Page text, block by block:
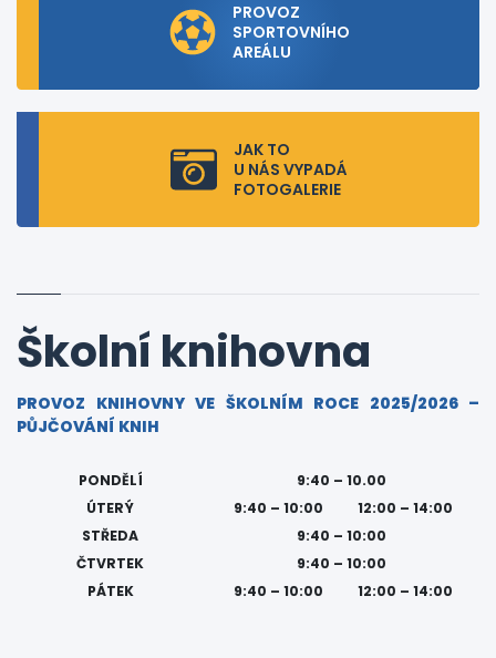
PROVOZ
SPORTOVNÍHO
AREÁLU
JAK TO
U NÁS VYPADÁ
FOTOGALERIE
Školní knihovna
PROVOZ KNIHOVNY VE ŠKOLNÍM ROCE 2025/2026 –
PŮJČOVÁNÍ KNIH
PONDĚLÍ
9:40 – 10.00
ÚTERÝ
9:40 – 10:00
12:00 – 14:00
STŘEDA
9:40 – 10:00
ČTVRTEK
9:40 – 10:00
PÁTEK
9:40 – 10:00 12:00 – 14:00